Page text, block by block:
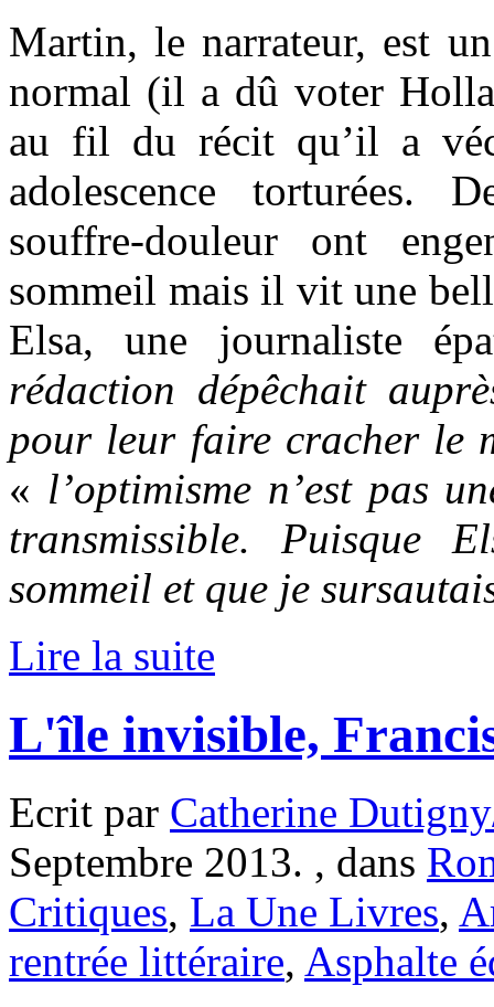
Martin, le narrateur, est
normal (il a dû voter
au fil du récit qu’il a
adolescence torturées.
souffre-douleur ont
sommeil mais il vit une
Elsa, une journaliste
rédaction dépêchait
pour leur faire cracher le
« l’optimisme n’est pas
transmissible. Puisque
sommeil et que je
Lire la suite
L'île invisible,
Ecrit par Catherine
Septembre 2013. , dans
Critiques, La Une Livres,
rentrée littéraire, Asphalte